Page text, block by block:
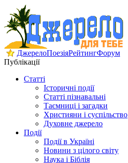
ДжерелоПоезіяРейтингФорум
Публікації
Статті
Історичні події
Статті пізнавальні
Таємниці і загадки
Християни і суспільство
Духовне джерело
Події
Події в Україні
Новини з цілого світу
Наука і Біблія